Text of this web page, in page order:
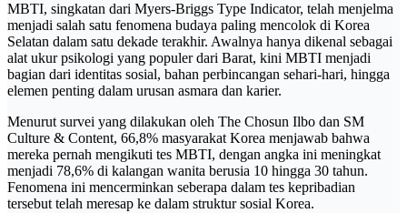
MBTI, singkatan dari Myers-Briggs Type Indicator, telah menjelma
menjadi salah satu fenomena budaya paling mencolok di Korea
Selatan dalam satu dekade terakhir. Awalnya hanya dikenal sebagai
alat ukur psikologi yang populer dari Barat, kini MBTI menjadi
bagian dari identitas sosial, bahan perbincangan sehari-hari, hingga
elemen penting dalam urusan asmara dan karier.
Menurut survei yang dilakukan oleh The Chosun Ilbo dan SM
Culture & Content, 66,8% masyarakat Korea menjawab bahwa
mereka pernah mengikuti tes MBTI, dengan angka ini meningkat
menjadi 78,6% di kalangan wanita berusia 10 hingga 30 tahun.
Fenomena ini mencerminkan seberapa dalam tes kepribadian
tersebut telah meresap ke dalam struktur sosial Korea.